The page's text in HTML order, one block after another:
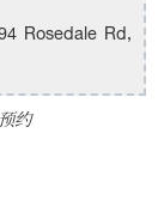
Rosedale Rd,
约